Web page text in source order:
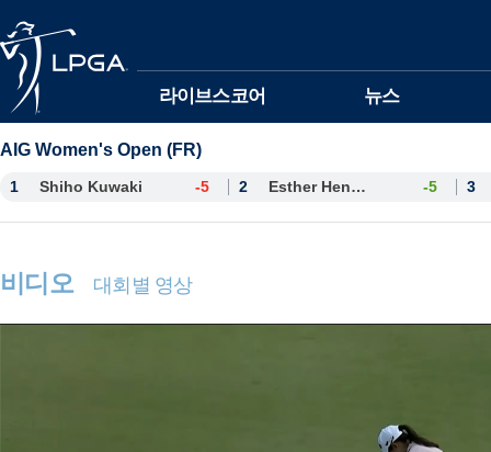
라이브스코어 뉴스
AIG Women's Open (FR)
1 Shiho Kuwaki -5 2 Esther Henseleit -5 3
비디오 대회별 영상